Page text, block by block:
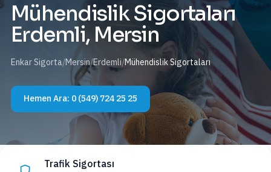
Mühendislik Sigortaları
Erdemli, Mersin
Enkar Sigorta/Mersin/Erdemli/Mühendislik Sigortaları
Hemen Ara: 0 (549) 724 25 25
Trafik Sigortası